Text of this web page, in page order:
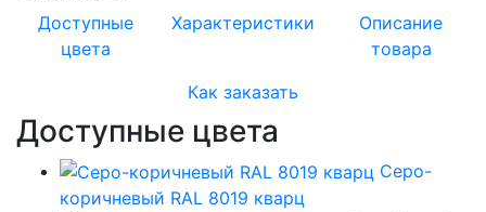
Доступные
цвета
Характеристики
Описание
товара
Как заказать
Доступные цвета
Серо-
коричневый RAL 8019 кварц